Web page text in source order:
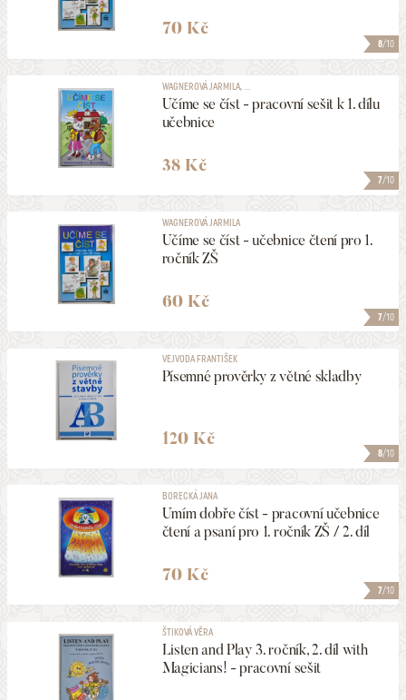
8/10
70 Kč
7/10
WAGNEROVÁ JARMILA, ...
Učíme se číst - pracovní sešit k 1. dílu
učebnice
38 Kč
7/10
WAGNEROVÁ JARMILA
Učíme se číst - učebnice čtení pro 1.
ročník ZŠ
60 Kč
8/10
VEJVODA FRANTIŠEK
Písemné prověrky z větné skladby
120 Kč
7/10
BORECKÁ JANA
Umím dobře číst - pracovní učebnice
čtení a psaní pro 1. ročník ZŠ / 2. díl
70 Kč
ŠTIKOVÁ VĚRA
Listen and Play 3. ročník, 2. díl with
Magicians! - pracovní sešit